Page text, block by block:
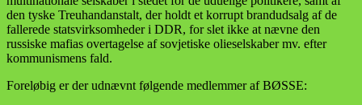
den tyske Treuhandanstalt, der holdt et korrupt brandudsalg af de
fallerede statsvirksomheder i DDR, for slet ikke at nævne den
russiske mafias overtagelse af sovjetiske olieselskaber mv. efter
kommunismens fald.
Foreløbig er der udnævnt følgende medlemmer af BØSSE: